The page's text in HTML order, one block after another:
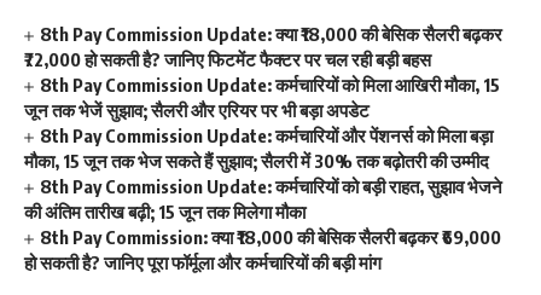
8th Pay Commission Update: क्या ₹18,000 की बेसिक सैलरी बढ़कर
₹72,000 हो सकती है? जानिए फिटमेंट फैक्टर पर चल रही बड़ी बहस
8th Pay Commission Update: कर्मचारियों को मिला आखिरी मौका, 15
जून तक भेजें सुझाव; सैलरी और एरियर पर भी बड़ा अपडेट
8th Pay Commission Update: कर्मचारियों और पेंशनर्स को मिला बड़ा
मौका, 15 जून तक भेज सकते हैं सुझाव; सैलरी में 30% तक बढ़ोतरी की उम्मीद
8th Pay Commission Update: कर्मचारियों को बड़ी राहत, सुझाव भेजने
की अंतिम तारीख बढ़ी; 15 जून तक मिलेगा मौका
8th Pay Commission: क्या ₹18,000 की बेसिक सैलरी बढ़कर ₹69,000
हो सकती है? जानिए पूरा फॉर्मूला और कर्मचारियों की बड़ी मांग